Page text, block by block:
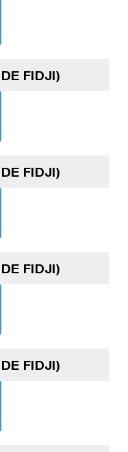
FIDJI)
FIDJI)
FIDJI)
FIDJI)